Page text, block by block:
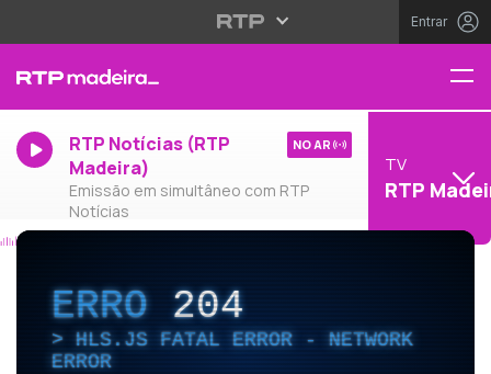
Entrar
RTP Notícias (RTP
Madeira)
Emissão em simultâneo com RTP
Notícias
NO AR
TV
RTP
ERRO204
HLS.JS FATAL ERROR - NETWORK
ERROR